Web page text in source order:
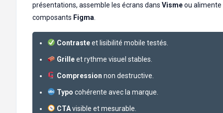
présentations, assemble les écrans dans Vismeou alimente
composants Figma
Contrasteet lisibilité mobile testés.
Grilleet rythme visuel stables.
Compression non destructive.
Typo cohérente avec la marque.
CTAvisible et mesurable.